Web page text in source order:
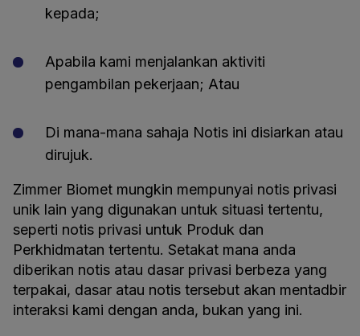
kepada;
Apabila kami menjalankan aktiviti
pengambilan pekerjaan; Atau
Di mana-mana sahaja Notis ini disiarkan atau
dirujuk.
Zimmer Biomet mungkin mempunyai notis privasi
unik lain yang digunakan untuk situasi tertentu,
seperti notis privasi untuk Produk dan
Perkhidmatan tertentu. Setakat mana anda
diberikan notis atau dasar privasi berbeza yang
terpakai, dasar atau notis tersebut akan mentadbir
interaksi kami dengan anda, bukan yang ini.